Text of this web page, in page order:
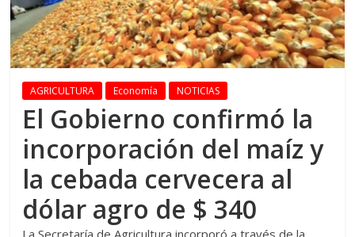
AGRICULTURA Economía NOTICIAS
El Gobierno confirmó la
incorporación del maíz y
la cebada cervecera al
dólar agro de $ 340
La Secretaría de Agricultura incorporó a través de la